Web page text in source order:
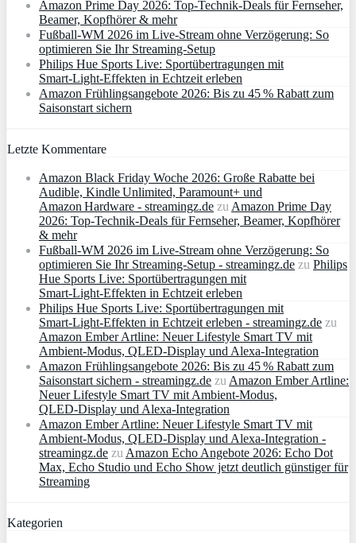
Amazon Prime Day 2026: Top-Technik-Deals für Fernseher,
Beamer, Kopfhörer & mehr
Fußball-WM 2026 im Live-Stream ohne Verzögerung: So
optimieren Sie Ihr Streaming-Setup
Philips Hue Sports Live: Sportübertragungen mit
Smart‑Light‑Effekten in Echtzeit erleben
Amazon Frühlingsangebote 2026: Bis zu 45 % Rabatt zum
Saisonstart sichern
Letzte Kommentare
Amazon Black Friday Woche 2026: Große Rabatte bei
Audible, Kindle Unlimited, Paramount+ und
Amazon Hardware - streamingz.de zuAmazon Prime Day
2026: Top-Technik-Deals für Fernseher, Beamer, Kopfhörer
& mehr
Fußball-WM 2026 im Live-Stream ohne Verzögerung: So
optimieren Sie Ihr Streaming-Setup - streamingz.de zu Philips
Hue Sports Live: Sportübertragungen mit
Smart‑Light‑Effekten in Echtzeit erleben
Philips Hue Sports Live: Sportübertragungen mit
Smart‑Light‑Effekten in Echtzeit erleben - streamingz.de zu
Amazon Ember Artline: Neuer Lifestyle Smart TV mit
Ambient‑Modus, QLED‑Display und Alexa‑Integration
Amazon Frühlingsangebote 2026: Bis zu 45 % Rabatt zum
Saisonstart sichern - streamingz.de zuAmazon Ember Artline:
Neuer Lifestyle Smart TV mit Ambient‑Modus,
QLED‑Display und Alexa‑Integration
Amazon Ember Artline: Neuer Lifestyle Smart TV mit
Ambient‑Modus, QLED‑Display und Alexa‑Integration -
streamingz.de zuAmazon Echo Angebote 2026: Echo Dot
Max, Echo Studio und Echo Show jetzt deutlich günstiger für
Streaming
Kategorien